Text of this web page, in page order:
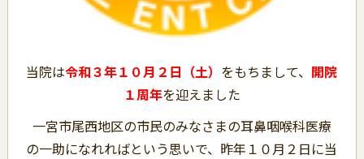
当院は令和３年１０月２日（土） をもちまして、 開院
１周年を迎えました
一宮市尾西地区の市民のみなさまの耳鼻咽喉科医療
の一助になれればという思いで、昨年１０月２日に当